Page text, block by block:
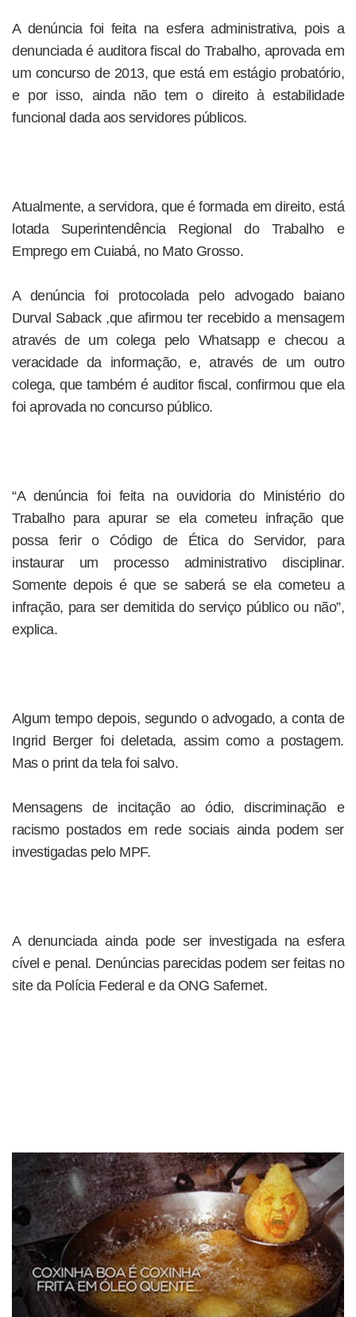
A denúncia foi feita na esfera administrativa, pois a
denunciada é auditora fiscal do Trabalho, aprovada em
um concurso de 2013, que está em estágio probatório,
e por isso, ainda não tem o direito à estabilidade
funcional dada aos servidores públicos.
Atualmente, a servidora, que é formada em direito, está
lotada Superintendência Regional do Trabalho e
Emprego em Cuiabá, no Mato Grosso.
A denúncia foi protocolada pelo advogado baiano
Durval Saback ,que afirmou ter recebido a mensagem
através de um colega pelo Whatsapp e checou a
veracidade da informação, e, através de um outro
colega, que também é auditor fiscal, confirmou que ela
foi aprovada no concurso público.
“A denúncia foi feita na ouvidoria do Ministério do
Trabalho para apurar se ela cometeu infração que
possa ferir o Código de Ética do Servidor, para
instaurar um processo administrativo disciplinar.
Somente depois é que se saberá se ela cometeu a
infração, para ser demitida do serviço público ou não”,
explica.
Algum tempo depois, segundo o advogado, a conta de
Ingrid Berger foi deletada, assim como a postagem.
Mas o print da tela foi salvo.
Mensagens de incitação ao ódio, discriminação e
racismo postados em rede sociais ainda podem ser
investigadas pelo MPF.
A denunciada ainda pode ser investigada na esfera
cível e penal. Denúncias parecidas podem ser feitas no
site da Polícia Federal e da ONG Safernet.